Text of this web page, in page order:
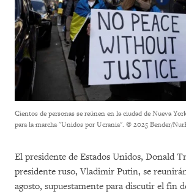
Cientos de personas se reúnen en la ciudad de Nueva
para la marcha "Unidos por Ucrania". © 2025 Bender/
El presidente de Estados Unidos, Donald
presidente ruso, Vladimir Putin, se
agosto, supuestamente para discutir el fin